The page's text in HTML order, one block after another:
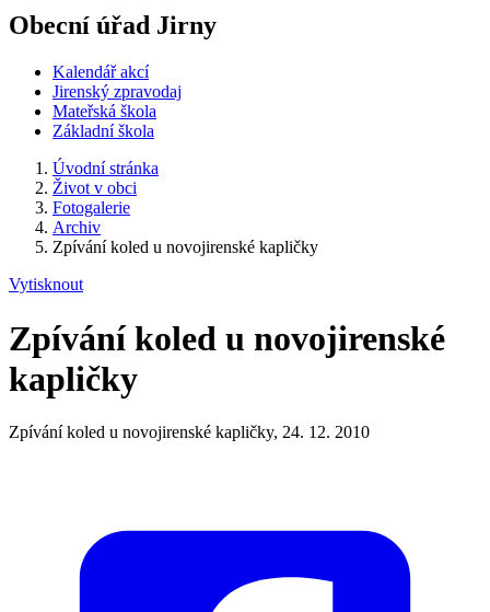
Obecní úřad Jirny
Kalendář akcí
Jirenský zpravodaj
Mateřská škola
Základní škola
Úvodní stránka
Život v obci
Fotogalerie
Archiv
Zpívání koled u novojirenské kapličky
Vytisknout
Zpívání koled u novojirenské
kapličky
Zpívání koled u novojirenské kapličky, 24. 12. 2010